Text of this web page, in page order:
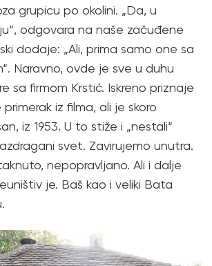
grupicu po okolini. „Da, u
odgovara na naše začuđene
dodaje: „Ali, prima samo one sa
Naravno, ovde je sve u duhu
sa firmom Krstić. Iskreno priznaje
iz filma, ali je skoro
iz 1953. U to stiže i „nestali“
svet. Zavirujemo unutra.
nepopravljano. Ali i dalje
je. Baš kao i veliki Bata